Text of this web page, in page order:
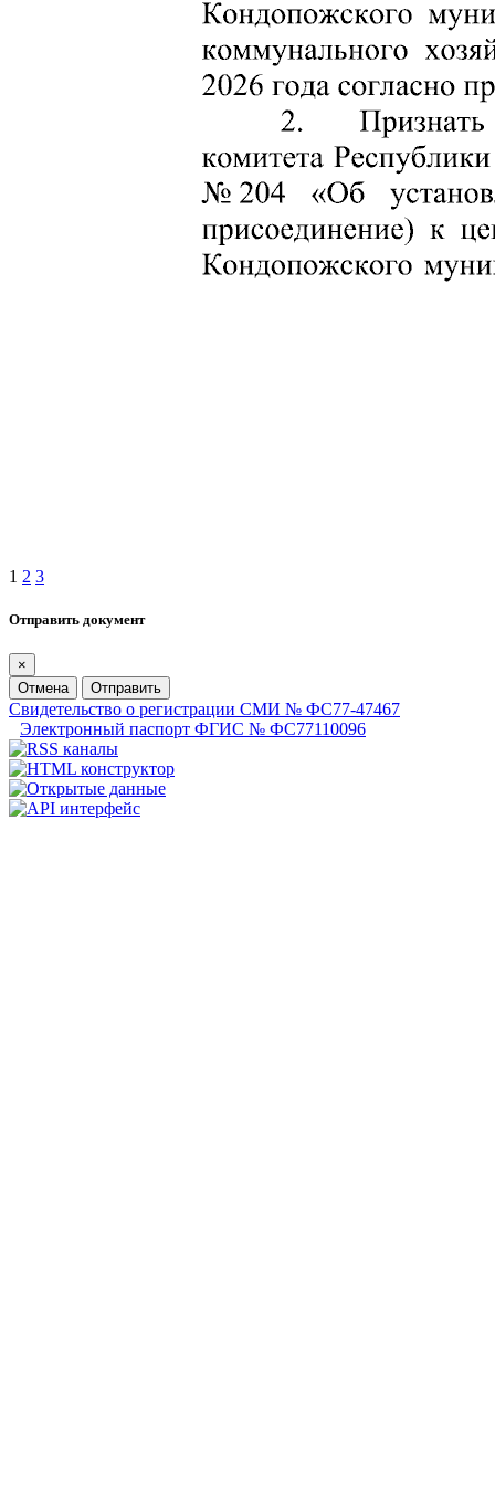
1 2 3
Отправить документ
×
Отмена
Отправить
Свидетельство о регистрации СМИ № ФС77-47467
Электронный паспорт ФГИС № ФС77110096